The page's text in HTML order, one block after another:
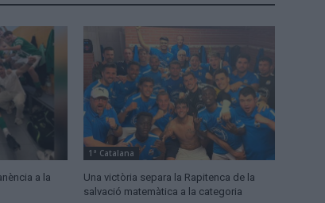
a la
1ª Catalana
Una victòria separa la Rapitenca de la
salvació matemàtica a la categoria